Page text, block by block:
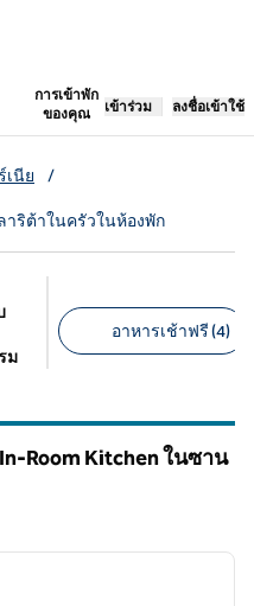
การเข้าพัก
ของคุณ
เปิดแท็บใหม่
เข้าร่วม ลงชื่อเข้าใช้
เนีย
/
าริต้าในครัวในห้องพัก
ม
อาหารเช้าฟรี (4)
Room Kitchen ในซาน
ภาพถั